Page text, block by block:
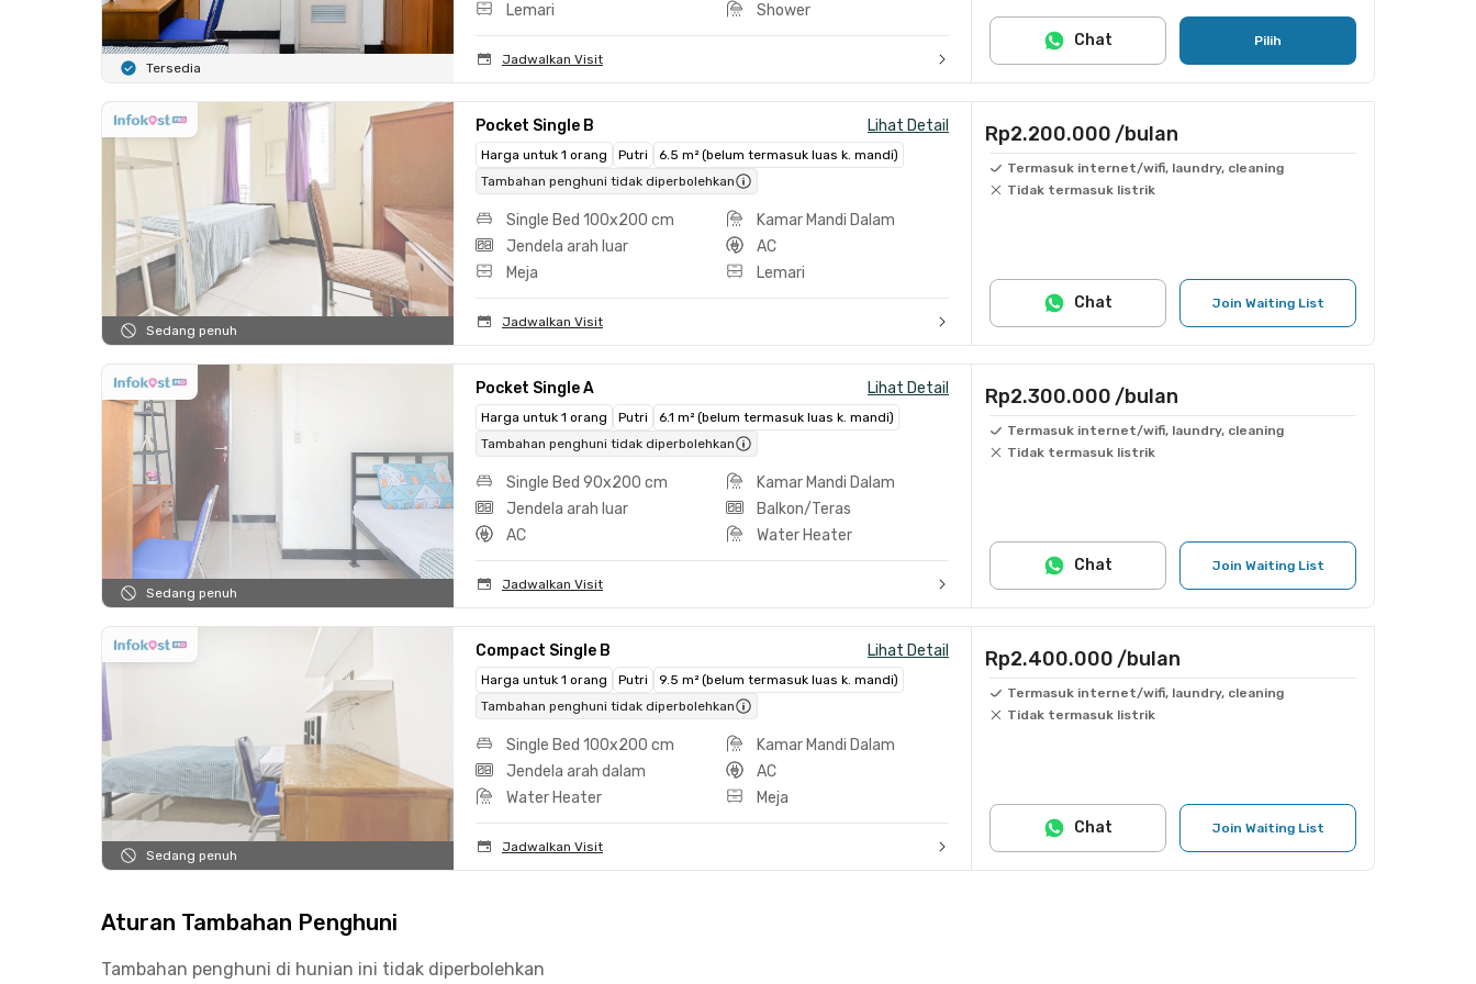
Tersedia
Lemari
Shower
Jadwalkan Visit
Pilih
Chat
Sedang penuh
Pocket Single B Lihat Detail
Harga untuk 1 orang Putri
6.5 m² (belum termasuk luas k. mandi)
Tambahan penghuni tidak diperbolehkan
Single Bed 100x200 cm
Kamar Mandi Dalam
Jendela arah luar
AC
Meja
Lemari
Jadwalkan Visit
Rp2.200.000 /bulan
Termasuk internet/wifi, laundry, cleaning
Tidak termasuk listrik
Join Waiting List
Chat
Sedang penuh
Pocket Single A Lihat Detail
Harga untuk 1 orang Putri
6.1 m² (belum termasuk luas k. mandi)
Tambahan penghuni tidak diperbolehkan
Single Bed 90x200 cm
Kamar Mandi Dalam
Jendela arah luar
Balkon/Teras
AC
Water Heater
Jadwalkan Visit
Rp2.300.000 /bulan
Termasuk internet/wifi, laundry, cleaning
Tidak termasuk listrik
Join Waiting List
Chat
Sedang penuh
Compact Single B Lihat Detail
Harga untuk 1 orang Putri
9.5 m² (belum termasuk luas k. mandi)
Tambahan penghuni tidak diperbolehkan
Single Bed 100x200 cm
Kamar Mandi Dalam
Jendela arah dalam
AC
Water Heater
Meja
Jadwalkan Visit
Rp2.400.000 /bulan
Termasuk internet/wifi, laundry, cleaning
Tidak termasuk listrik
Join Waiting List
Chat
Aturan Tambahan Penghuni
Tambahan penghuni di hunian ini tidak diperbolehkan